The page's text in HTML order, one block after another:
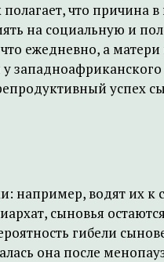
что причина
на социальную и
ежедневно, а
успех
например, водят их
сыновья
гибели
она после